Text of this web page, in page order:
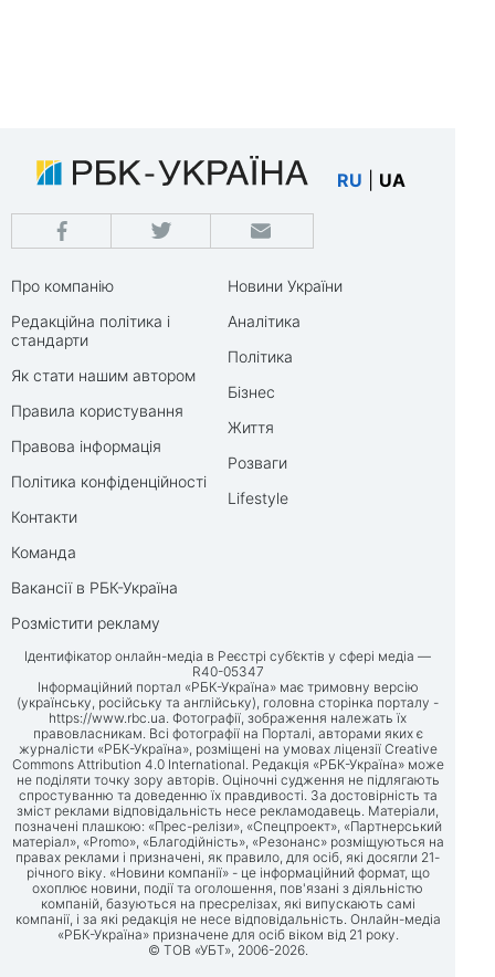
RU UA
Про компанію
Редакційна політика і
стандарти
Як стати нашим автором
Правила користування
Правова інформація
Політика конфіденційності
Контакти
Команда
Вакансії в РБК-Україна
Розмістити рекламу
Новини України
Аналітика
Політика
Бізнес
Життя
Розваги
Lifestyle
Ідентифікатор онлайн-медіа в Реєстрі суб’єктів у сфері медіа —
R40-05347
Інформаційний портал «РБК-Україна» має тримовну версію
(українську, російську та англійську), головна сторінка порталу -
https://www.rbc.ua. Фотографії, зображення належать їх
правовласникам. Всі фотографії на Порталі, авторами яких є
журналісти «РБК-Україна», розміщені на умовах ліцензії Creative
Commons Attribution 4.0 International. Редакція «РБК-Україна» може
не поділяти точку зору авторів. Оціночні судження не підлягають
спростуванню та доведенню їх правдивості. За достовірність та
зміст реклами відповідальність несе рекламодавець. Матеріали,
позначені плашкою: «Прес-релізи», «Спецпроект», «Партнерський
матеріал», «Promo», «Благодійність», «Резонанс» розміщуються на
правах реклами і призначені, як правило, для осіб, які досягли 21-
річного віку. «Новини компанії» - це інформаційний формат, що
охоплює новини, події та оголошення, пов'язані з діяльністю
компаній, базуються на пресрелізах, які випускають самі
компанії, і за які редакція не несе відповідальність. Онлайн-медіа
«РБК-Україна» призначене для осіб віком від 21 року.
© ТОВ «УБТ», 2006-2026.